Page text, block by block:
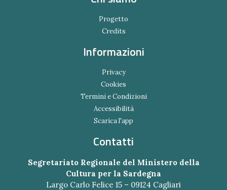
Progetto
Credits
Informazioni
Privacy
Cookies
Termini e Condizioni
Accessibilità
Scarica l'app
Contatti
Segretariato Regionale del Ministero della
Cultura per la Sardegna
Largo Carlo Felice 15 – 09124 Cagliari